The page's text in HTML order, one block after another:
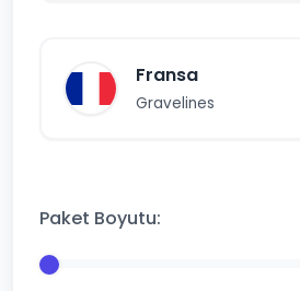
Fransa
Gravelines
Paket Boyutu: